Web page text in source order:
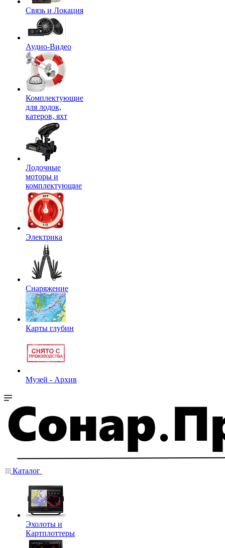
Связь и Локация
Аудио-Видео
Комплектующие
для лодок,
катеров, яхт
Лодочные
моторы и
комплектующие
Электрика
Снаряжение
Карты глубин
Музей - Архив
Каталог
Эхолоты и
Картплоттеры